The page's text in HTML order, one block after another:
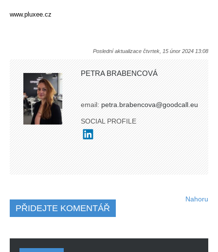
www.pluxee.cz
Poslední aktualizace čtvrtek, 15 únor 2024 13:08
PETRA BRABENCOVÁ
email:petra.brabencova@goodcall.eu
SOCIAL PROFILE
PŘIDEJTE KOMENTÁŘ
Nahoru